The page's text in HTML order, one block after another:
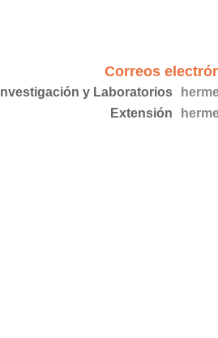
Correos
Investigación y Laboratorios
Extensión